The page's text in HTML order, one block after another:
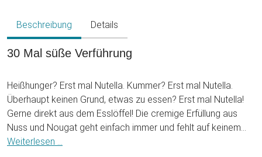
Beschreibung Details
30 Mal süße Verführung
Heißhunger? Erst mal Nutella. Kummer? Erst mal Nutella.
Überhaupt keinen Grund, etwas zu essen? Erst mal Nutella!
Gerne direkt aus dem Esslöffel! Die cremige Erfüllung aus
Nuss und Nougat geht einfach immer und fehlt auf keinem
akzeptablen Frühstückstisch. Doch wir müssen den
Weiterlesen ...